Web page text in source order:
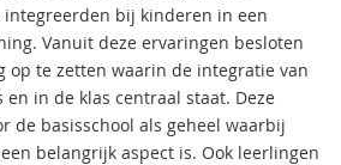
bij kinderen in een
Vanuit deze ervaringen besloten
op te zetten waarin de integratie van
in de klas centraal staat. Deze
de basisschool als geheel waarbij
belangrijk aspect is. Ook leerlingen